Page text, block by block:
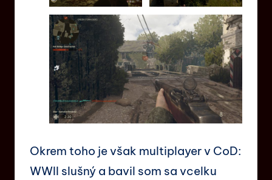
Okrem toho je však multiplayer v CoD:
WWII slušný a bavil som sa vcelku